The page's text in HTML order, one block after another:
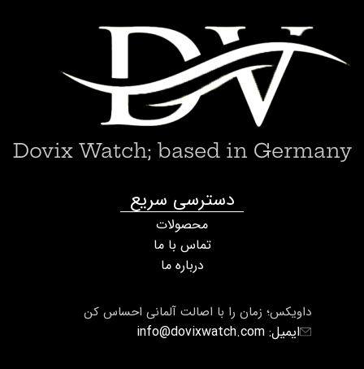
داویکس؛ زمان را با اصالت آلمانی احساس کن
ایمیل: info@dovixwatch.com
دسترسی سریع
محصولات
تماس با ما
درباره ما
Dovix Watch; based in Germany